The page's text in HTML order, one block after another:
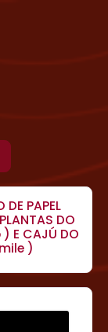
DE PAPEL
DO
E CAJÚ DO
)